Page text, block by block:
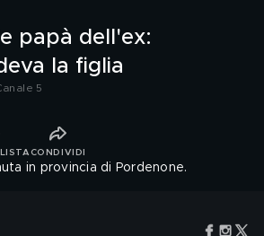
papà dell'ex:
la figlia
5
CONDIVIDI
in provincia di Pordenone.